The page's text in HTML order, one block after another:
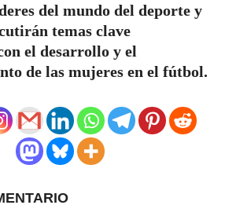
del mundo del deporte y
temas clave
el desarrollo y el
de las mujeres en el fútbol.